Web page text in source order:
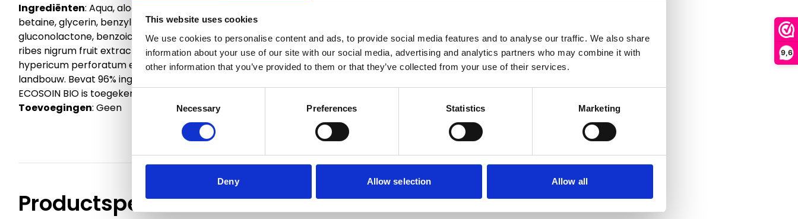
This website uses cookies
We use cookies to personalise content and ads, to provide social media features and to analyse our traffic. We also share
information about your use of our site with our social media, advertising and analytics partners who may combine it with
other information that you’ve provided to them or that they’ve collected from your use of their services.
Consent
Necessary Preferences Statistics Marketing
Deny Allow selection Allow all
9,6
Ingrediënten: Aqua, aloe barbadensis leaf extract*, ammonium lauryl sulfate, cocamidopropyl
betaine, glycerin, benzyl alcohol, sodium chloride, salicylic acid, sodium hydroxide, parfum,
gluconolactone, benzoic acid, dehydroacetic acid, sodium benzoate, helianthus annuus seed oil*,
ribes nigrum fruit extract, calcium gluconate, maltodextrin, citric acid, centella asiatica extract*,
hypericum perforatum extract*, potassium sorbate. * Actieve ingrediënten uit biologische
landbouw. Bevat 96% ingrediënten van natuurlijke oorsprong en 18% biologische ingrediënten.
ECOSOIN BIO is toegekend door ECOCERT Greenlife.
Toevoegingen: Geen
Productspecificaties